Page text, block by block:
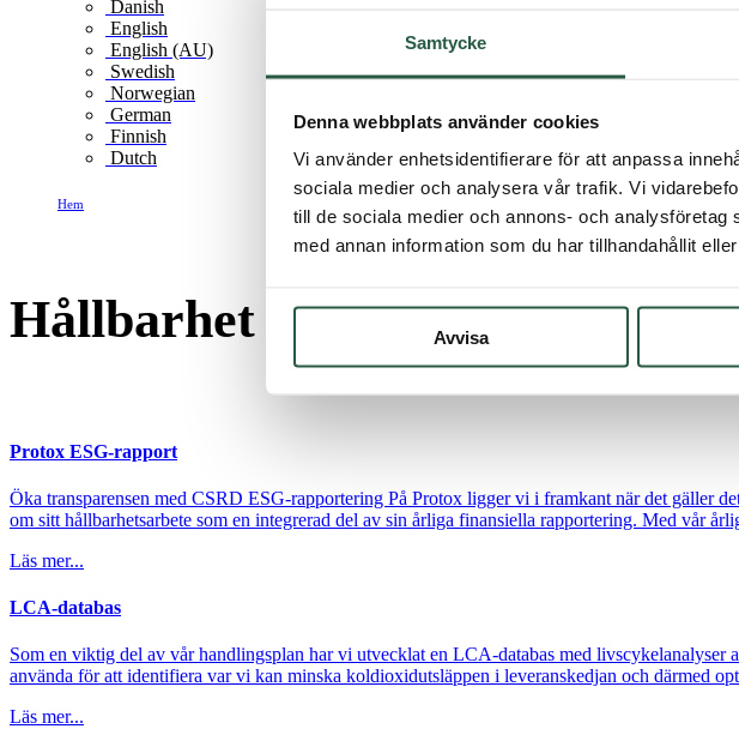
Samtycke
Denna webbplats använder cookies
Vi använder enhetsidentifierare för att anpassa
sociala medier och analysera vår trafik. Vi
till de sociala medier och annons- och
med annan information som du har tillhandahållit
Avvisa
Danish
English
English (AU)
Swedish
Norwegian
German
Finnish
Dutch
Hem
Hållbarhet
Protox ESG-rapport
Öka transparensen med CSRD ESG-rapportering På Protox ligger vi i framkant när det gäller
om sitt hållbarhetsarbete som en integrerad del av sin årliga finansiella rapportering. Med vår
Läs mer...
LCA-databas
Som en viktig del av vår handlingsplan har vi utvecklat en LCA-databas med
använda för att identifiera var vi kan minska koldioxidutsläppen i leveranskedjan och därmed
Läs mer...